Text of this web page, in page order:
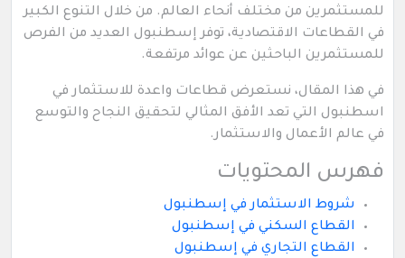
للمستثمرين من مختلف أنحاء العالم. من خلال التنوع الكبير
في القطاعات الاقتصادية، توفر إسطنبول العديد من الفرص
للمستثمرين الباحثين عن عوائد مرتفعة.
في هذا المقال، نستعرض قطاعات واعدة للاستثمار في
اسطنبول التي تعد الأفق المثالي لتحقيق النجاح والتوسع
في عالم الأعمال والاستثمار.
فهرس المحتويات
شروط الاستثمار في إسطنبول
القطاع السكني في إسطنبول
القطاع التجاري في إسطنبول